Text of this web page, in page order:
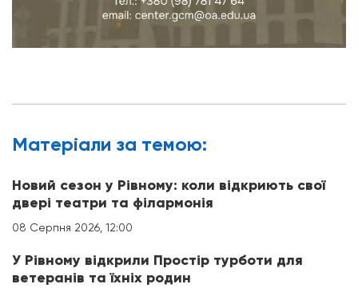
Матерiали за темою:
Новий сезон у Рівному: коли відкриють свої
двері театри та філармонія
08 Серпня 2026, 12:00
У Рівному відкрили Простір турботи для
ветеранів та їхніх родин